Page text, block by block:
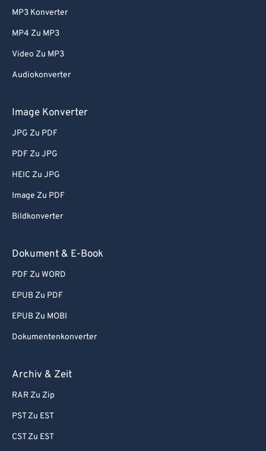
MP3 Konverter
MP4 Zu MP3
Video Zu MP3
Audiokonverter
Image Konverter
JPG Zu PDF
PDF Zu JPG
HEIC Zu JPG
Image Zu PDF
Bildkonverter
Dokument & E-Book
PDF Zu WORD
EPUB Zu PDF
EPUB Zu MOBI
Dokumentenkonverter
Archiv & Zeit
RAR Zu Zip
PST Zu EST
CST Zu EST